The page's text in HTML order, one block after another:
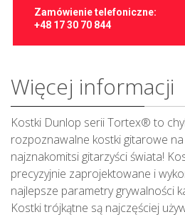
Zamówienie telefoniczne:
+48 17 30 70 844
Więcej informacji
Kostki Dunlop serii Tortex® to
rozpoznawalne kostki gitarowe na
najznakomitsi gitarzyści świata!
precyzyjnie zaprojektowane i
najlepsze parametry grywalności
Kostki trójkątne są najczęściej